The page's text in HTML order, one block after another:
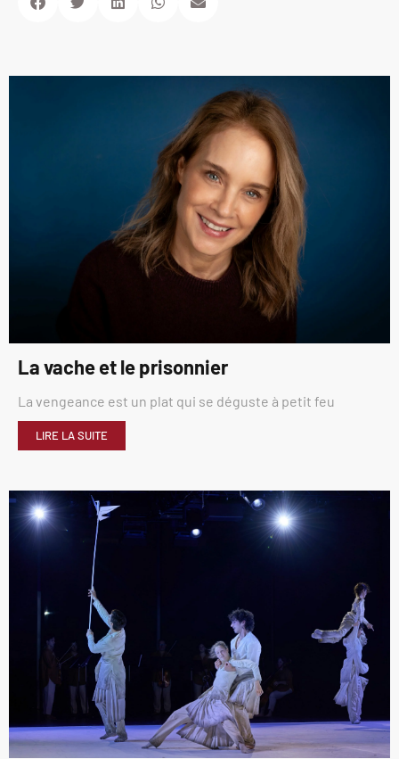
La vache et le prisonnier
La vengeance est un plat qui se déguste à petit feu
LIRE LA SUITE